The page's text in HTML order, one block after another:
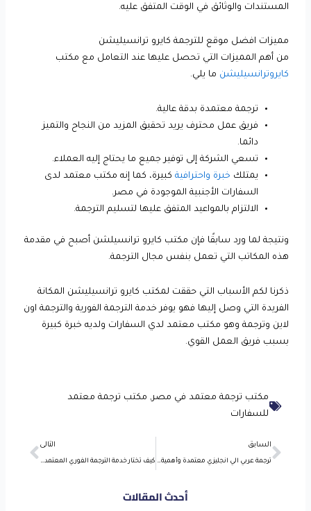
المستندات والوثائق في الوقت المتفق عليه.
مميزات افضل موقع للترجمة كايرو ترانسيليشن
من أهم المميزات التي تحصل عليها عند التعامل مع مكتب
كايروترانسيليشن ما يلي.
ترجمة معتمدة بدقة عالية.
فريق عمل محترف يريد تحقيق المزيد من النجاح والتميز
دائما.
تسعي الشركة إلى توفير جميع ما يحتاج إليه العملاء.
يمتلك خبرة واحترافية كبيرة، كما إنه مكتب معتمد لدى
السفارات الأجنبية الموجودة في مصر.
الالتزام بالمواعيد المتفق عليها لتسليم الترجمة.
ونتيجة لما ورد سابقًا فإن مكتب كايرو ترانسيلشن أصبح في مقدمة
هذه المكاتب التي تعمل بنفس مجال الترجمة.
ذكرنا لكم الأسباب التي حققت لمكتب كايرو ترانسيليشن المكانة
الفريدة التي وصل إليها فهو يوفر خدمة الترجمة الفورية والترجمة اون
لاين وترجمة وهو مكتب معتمد لدي السفارات ولديه خبرة كبيرة
بسبب فريق العمل القوي.
مكتب ترجمة معتمد في مصر, مكتب ترجمة معتمد
للسفارات
Prev
السابق
ترجمة عربي الي انجليزي معتمدة وأهمية الاعتماد على مترجمين محترفين
التالى
كيف تختار خدمة الترجمة الفوري المعتمدة للوثائق الرسمية
أحدث المقالات